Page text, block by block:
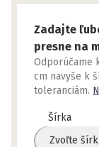
Zadajte
presne na
Odporúčame
cm navyše k
toleranciám.
Šírka
Zvoľte